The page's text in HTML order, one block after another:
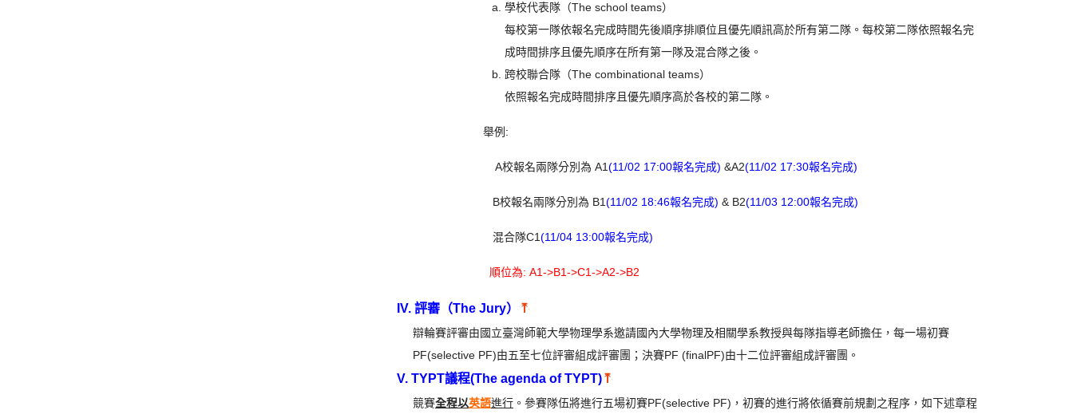
學校代表隊（The school teams）
每校第一隊依報名完成時間先後順序排順位且優先順訊高於所有第二隊 。每校第二隊依照報名完
成時間排序且優先順序在所有第一隊及混合隊之後 。
跨校聯合隊（The combinational teams）
依照報名完成時間排序且優先順序高於各校的第二隊 。
舉例:
A校報名兩隊分別為 A1(11/02 17:00報名完成) &A2(11/02 17:30報名完成)
B校報名兩隊分別為 B1(11/02 18:46報名完成) & B2(11/03 12:00報名完成)
混合隊C1(11/04 13:00報名完成)
順位為: A1->B1->C1->A2->B2
IV. 評審（The Jury） ⤒
辯輪賽評審由國立臺灣師範大學物理學系邀請國內大學物理及相關學系教授與每隊指導老師擔任，每一場初賽
PF(selective PF)由五至七位評審組成評審團；決賽PF (finalPF)由十二位評審組成評審團。
V. TYPT議程(The agenda of TYPT)⤒
競賽全程以英語進行 。參賽隊伍將進行五場初賽PF(selective PF)，初賽的進行將依循賽前規劃之程序，如下述章程